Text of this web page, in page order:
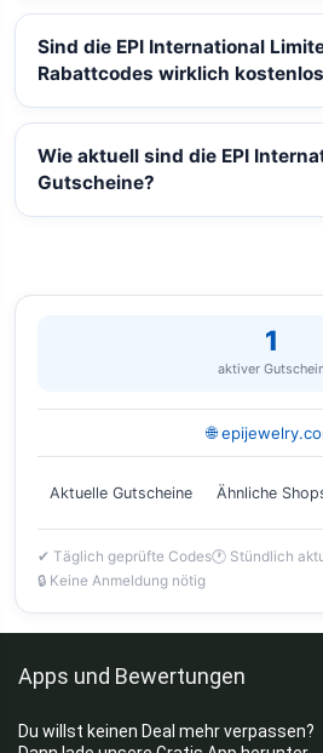
Sind die EPI International
Rabattcodes wirklich
Wie aktuell sind die EPI
Gutscheine?
1
aktiver
🌐
Aktuelle Gutscheine Ähnliche
✔ Täglich geprüfte Codes🕐 Stündlich
🔒 Keine Anmeldung nötig
Apps und Bewertungen
Du willst keinen Deal mehr verpassen?